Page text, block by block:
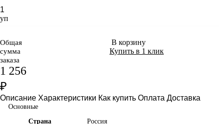
уп
Общая
сумма
заказа
1 256
₽
В корзину
Купить в 1 клик
Описание Характеристики Как купить Оплата Доставка
Основные
Страна
Россия